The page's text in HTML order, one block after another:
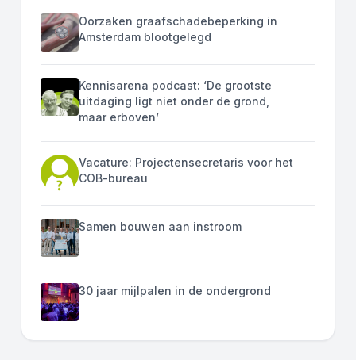
Oorzaken graafschadebeperking in
Amsterdam blootgelegd
Kennisarena podcast: ‘De grootste
uitdaging ligt niet onder de grond,
maar erboven’
Vacature: Projectensecretaris voor het
COB-bureau
Samen bouwen aan instroom
30 jaar mijlpalen in de ondergrond